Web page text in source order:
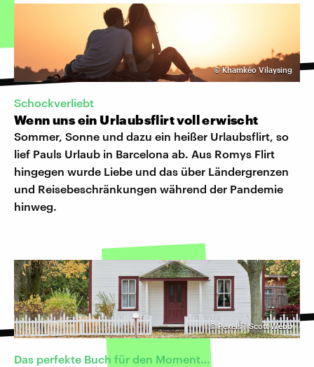
©Khamkéo Vilaysing
Schockverliebt
Wenn uns ein Urlaubsflirt voll erwischt
Sommer, Sonne und dazu ein heißer Urlaubsflirt, so
lief Pauls Urlaub in Barcelona ab. Aus Romys Flirt
hingegen wurde Liebe und das über Ländergrenzen
und Reisebeschränkungen während der Pandemie
hinweg.
©Pexels / Scott Webb
Das perfekte Buch für den Moment…